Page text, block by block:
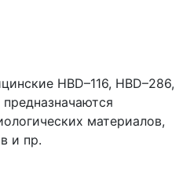
HBD–116, HBD–286,
материалов,
и пр.